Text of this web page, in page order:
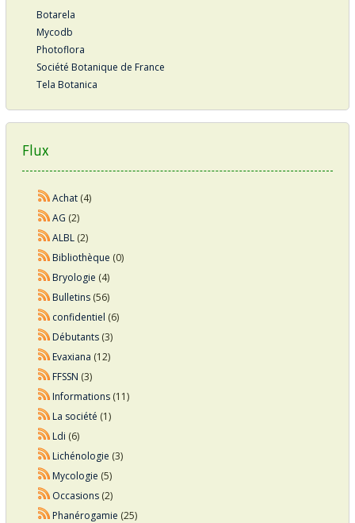
Botarela
Mycodb
Photoflora
Société Botanique de France
Tela Botanica
Flux
Achat(4)
AG (2)
ALBL(2)
Bibliothèque (0)
Bryologie (4)
Bulletins(56)
confidentiel (6)
Débutants(3)
Evaxiana (12)
FFSSN (3)
Informations(11)
La société (1)
Ldi (6)
Lichénologie (3)
Mycologie (5)
Occasions(2)
Phanérogamie (25)